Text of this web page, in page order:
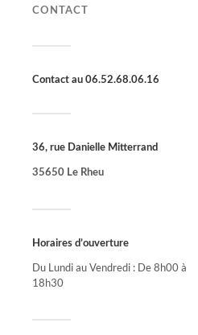
CONTACT
Contact au 06.52.68.06.16
36, rue Danielle Mitterrand
35650 Le Rheu
Horaires d’ouverture
Du Lundi au Vendredi : De 8h00 à
18h30